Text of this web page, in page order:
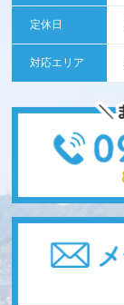
定休日
対応エリア